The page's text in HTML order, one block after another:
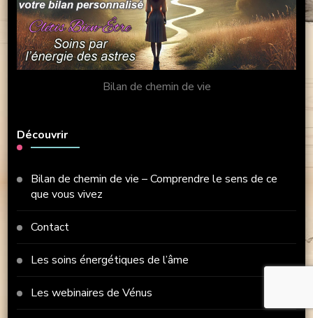
Bilan de chemin de vie
Découvrir
Bilan de chemin de vie – Comprendre le sens de ce
que vous vivez
Contact
Les soins énergétiques de l’âme
Les webinaires de Vénus